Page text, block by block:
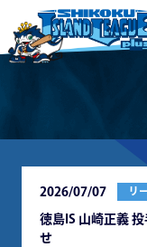
2026/07/07 リ
徳島IS ⼭崎正義
せ